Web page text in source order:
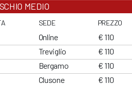
MEDIO
SEDE PREZZO
Online € 110
Treviglio € 110
Bergamo € 110
Clusone € 110